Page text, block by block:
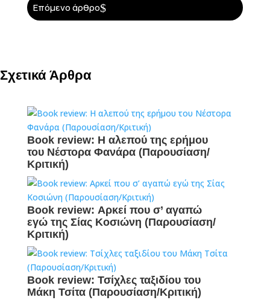
Επόμενο άρθρο$
Σχετικά Άρθρα
Book review: Η αλεπού της ερήμου
του Νέστορα Φανάρα (Παρουσίαση/
Κριτική)
Book review: Αρκεί που σ’ αγαπώ
εγώ της Σίας Κοσιώνη (Παρουσίαση/
Κριτική)
Book review: Τσίχλες ταξιδίου του
Μάκη Τσίτα (Παρουσίαση/Κριτική)